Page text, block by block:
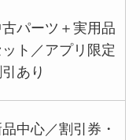
古パーツ＋実用品
ット／アプリ限定
あり
中心／割引券・